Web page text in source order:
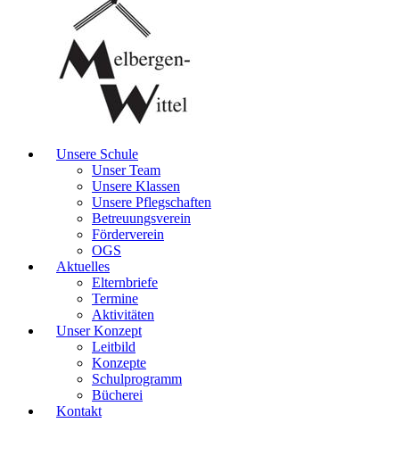
Unsere Schule
Unser Team
Unsere Klassen
Unsere Pflegschaften
Betreuungsverein
Förderverein
OGS
Aktuelles
Elternbriefe
Termine
Aktivitäten
Unser Konzept
Leitbild
Konzepte
Schulprogramm
Bücherei
Kontakt